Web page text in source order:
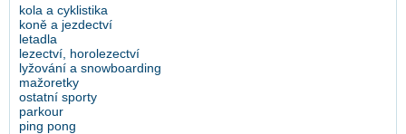
kola a cyklistika
koně a jezdectví
letadla
lezectví, horolezectví
lyžování a snowboarding
mažoretky
ostatní sporty
parkour
ping pong